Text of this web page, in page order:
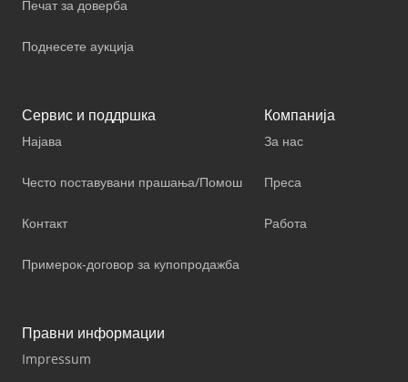
Печат за доверба
Поднесете аукција
Сервис и поддршка
Најава
Често поставувани прашања/Помош
Контакт
Примерок-договор за купопродажба
Компанија
За нас
Преса
Работа
Правни информации
Impressum